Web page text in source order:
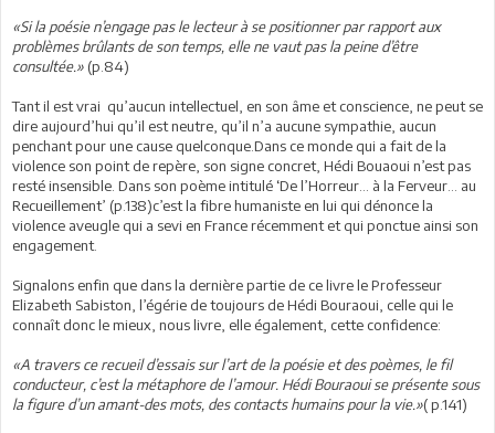
«Si la poésie n’engage pas le lecteur à se positionner par rapport aux
problèmes brûlants de son temps, elle ne vaut pas la peine d’être
consultée.» (p.84)
Tant il est vrai qu’aucun intellectuel, en son âme et conscience, ne peut se
dire aujourd’hui qu’il est neutre, qu’il n’a aucune sympathie, aucun
penchant pour une cause quelconque.Dans ce monde qui a fait de la
violence son point de repère, son signe concret, Hédi Bouaoui n’est pas
resté insensible. Dans son poème intitulé ‘De l’Horreur… à la Ferveur… au
Recueillement’ (p.138)c’est la fibre humaniste en lui qui dénonce la
violence aveugle qui a sevi en France récemment et qui ponctue ainsi son
engagement.
Signalons enfin que dans la dernière partie de ce livre le Professeur
Elizabeth Sabiston, l’égérie de toujours de Hédi Bouraoui, celle qui le
connaît donc le mieux, nous livre, elle également, cette confidence:
«A travers ce recueil d’essais sur l’art de la poésie et des poèmes, le fil
conducteur, c’est la métaphore de l’amour. Hédi Bouraoui se présente sous
la figure d’un amant-des mots, des contacts humains pour la vie.»( p.141)